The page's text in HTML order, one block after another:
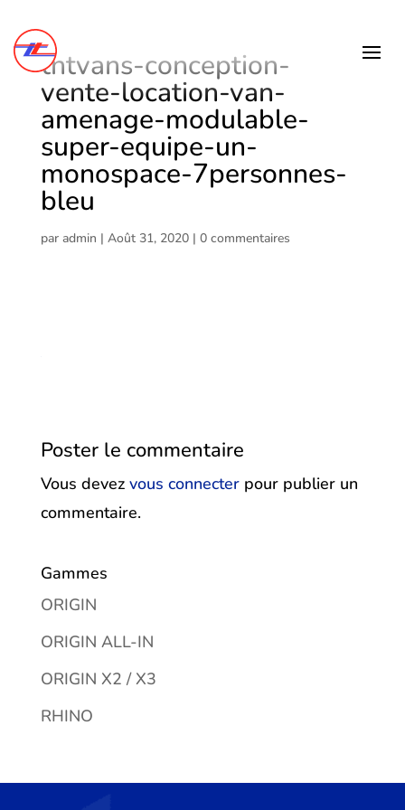
tntvans-conception-
vente-location-van-
amenage-modulable-
super-equipe-un-
monospace-7personnes-
bleu
par admin | Août 31, 2020| 0 commentaires
Poster le commentaire
Vous devez vous connecterpour publier un
commentaire.
Gammes
ORIGIN
ORIGIN ALL-IN
ORIGIN X2 / X3
RHINO